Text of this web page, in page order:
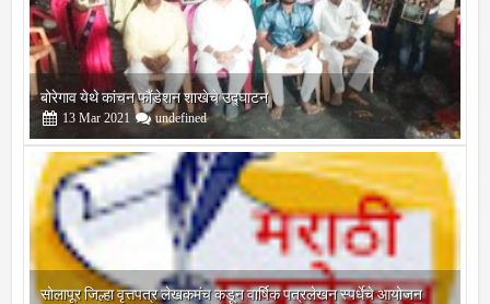
सोलापूर जिल्हा वृत्तपत्र लेखकमंच कडून वार्षिक पत्रलेखन स्पर्धेचे आयोजन
09 Feb undefined